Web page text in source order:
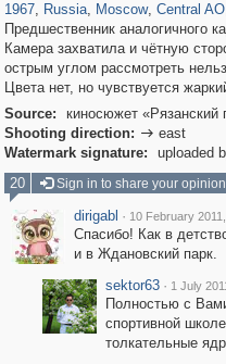
1967, Russia, Moscow, Central AO
Предшественник аналогичного
Камера захватила и чётную
острым углом рассмотреть
Цвета нет, но чувствуется
Source:
киносюжет «Рязанский
Shooting direction:  east
Watermark signature:
uploaded
20
Sign in to share your opinion
dirigabl · 10 February
Спасибо! Как в
и в Ждановский парк.
sektor63 · 1 July
Полностью с
спортивной
толкательные